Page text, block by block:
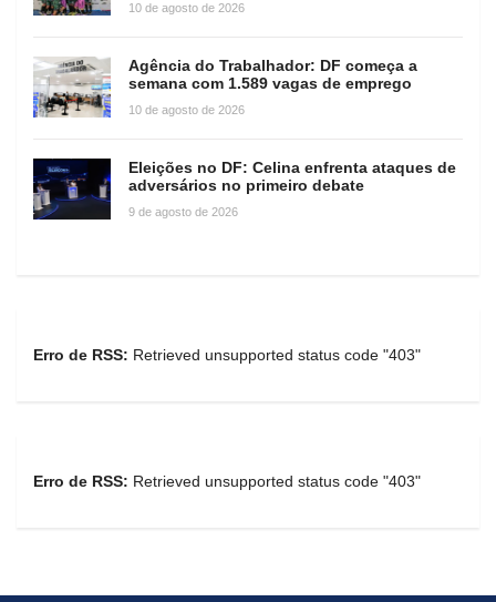
10 de agosto de 2026
Agência do Trabalhador: DF começa a
semana com 1.589 vagas de emprego
10 de agosto de 2026
Eleições no DF: Celina enfrenta ataques de
adversários no primeiro debate
9 de agosto de 2026
Erro de RSS: Retrieved unsupported status code "403"
Erro de RSS: Retrieved unsupported status code "403"